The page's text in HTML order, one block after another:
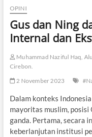
OPINI
Gus dan Ning
Internal dan
Muhammad Naziful Haq,
Cirebon.
2 November 2023
Dalam konteks
mayoritas muslim, posisi
ganda. Pertama, secara
keberlanjutan institusi